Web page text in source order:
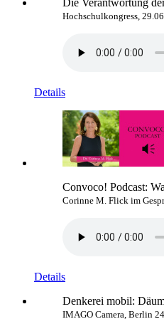
Die Verantwortung
Hochschulkongress,
Details
Convoco! Podcast:
Corinne M. Flick im
Details
Denkerei mobil:
IMAGO Camera, Berlin